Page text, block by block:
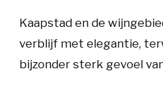
Kaapstad en de
verblijf met elegantie,
bijzonder sterk gevoel